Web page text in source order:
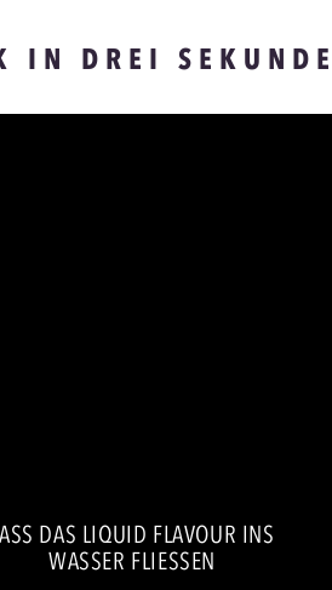
IN DREI
DAS LIQUID FLAVOUR INS
WASSER FLIESSEN